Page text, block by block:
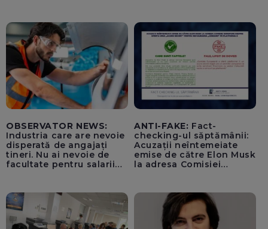
OBSERVATOR NEWS:
Industria care are nevoie
disperată de angajați
tineri. Nu ai nevoie de
facultate pentru salarii
ANTI-FAKE: Fact-
checking-ul săptămânii:
Acuzații neîntemeiate
emise de către Elon Musk
la adresa Comisiei
pentru instaurarea
„cenzurii” pe platforma X